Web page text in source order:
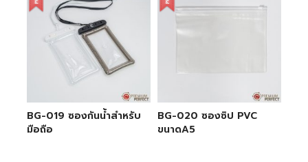
BG-019 ซองกันน้ำสำหรับ
มือถือ
BG-020 ซองซิป PVC
ขนาดA5